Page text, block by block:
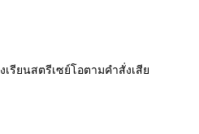
เรียนสตรีเซย์โอตามคำสั่งเสี